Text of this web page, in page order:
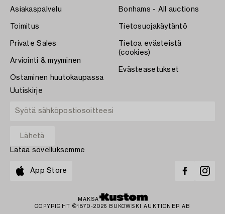
Asiakaspalvelu
Toimitus
Private Sales
Arviointi & myyminen
Ostaminen huutokaupassa
Bonhams - All auctions
Tietosuojakäytäntö
Tietoa evästeistä
(cookies)
Evästeasetukset
Uutiskirje
Lataa sovelluksemme
App Store
MAKSA
COPYRIGHT ©1870-2026 BUKOWSKI AUKTIONER AB